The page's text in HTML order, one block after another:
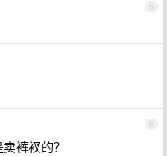
5
6
裤衩的？